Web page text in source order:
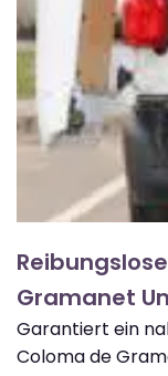
Gramanet
Garantiert ein
Coloma de